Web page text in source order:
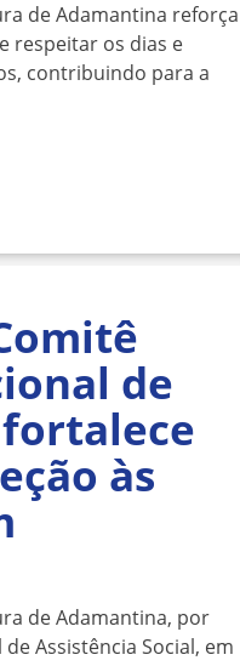
de Adamantina reforça
respeitar os dias e
contribuindo para a
de
às
de Adamantina, por
Assistência Social, em